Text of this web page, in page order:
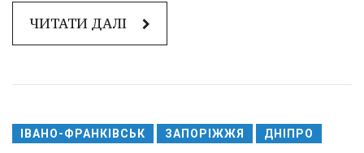
ЧИТАТИ ДАЛІ
ІВАНО-ФРАНКІВСЬК ЗАПОРІЖЖЯ ДНІПРО